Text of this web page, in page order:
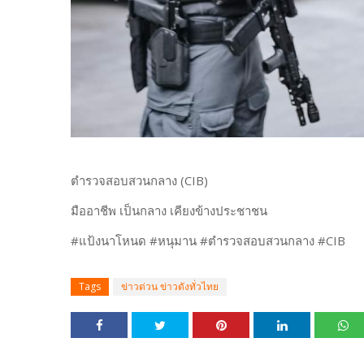
ตำรวจสอบสวนกลาง (CIB)
มืออาชีพ เป็นกลาง เคียงข้างประชาชน
#แป้งนาโหนด #หนุมาน #ตำรวจสอบสวนกลาง #CIB
Tags ข่าวด่วน ข่าวดังทั่วไทย